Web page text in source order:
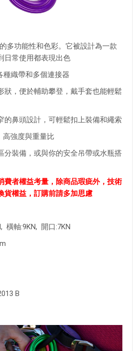
的多功能性和色彩。它被設計為一款
日常使用都表現出色
種織帶和多個連接器
狀，便於輔助攀登，戴手套也能輕鬆
的鼻頭設計，可輕鬆扣上裝備和繩索
高強度與重量比
分裝備，或與你的安全吊帶或水瓶搭
費者權益考量，除商品瑕疵外，技術
貨權益，訂購前請多加思慮
橫軸:9KN, 開口:7KN
B